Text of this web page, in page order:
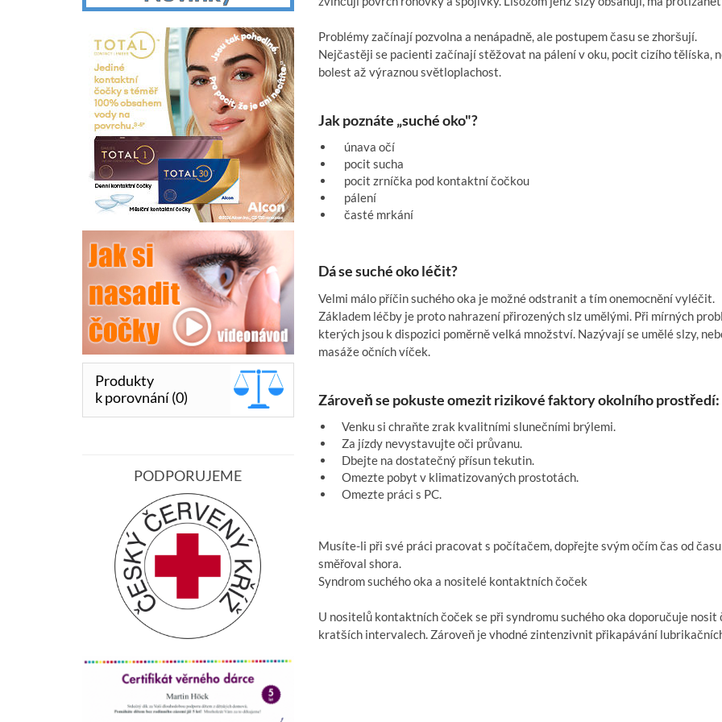
Problémy začínají pozvolna a nenápadně, ale postupem času se zhoršují.
Nejčastěji se pacienti začínají stěžovat na pálení v oku, pocit cizího tělíska,
bolest až výraznou světloplachost.
Jak poznáte „suché oko"?
únava očí
pocit sucha
pocit zrníčka pod kontaktní čočkou
pálení
časté mrkání
Dá se suché oko léčit?
Velmi málo příčin suchého oka je možné odstranit a tím onemocnění vyléčit.
Základem léčby je proto nahrazení přirozených slz umělými. Při mírných
kterých jsou k dispozici poměrně velká množství. Nazývají se umělé slzy,
masáže očních víček.
Zároveň se pokuste omezit rizikové faktory okolního prostředí:
Venku si chraňte zrak kvalitními slunečními brýlemi.
Za jízdy nevystavujte oči průvanu.
Dbejte na dostatečný přísun tekutin.
Omezte pobyt v klimatizovaných prostotách.
Omezte práci s PC.
Musíte-li při své práci pracovat s počítačem, dopřejte svým očím čas od
směřoval shora.
Syndrom suchého oka a nositelé kontaktních čoček
U nositelů kontaktních čoček se při syndromu suchého oka doporučuje
kratších intervalech. Zároveň je vhodné zintenzivnit přikapávání
Produkty
k porovnání (0)
PODPORUJEME